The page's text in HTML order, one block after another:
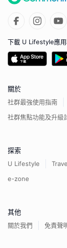
下載 U Lifestyle應
關於
社群最強使用指南
社群焦點功能及升級
探索
U Lifestyle
e-zone
其他
關於我們 免責聲